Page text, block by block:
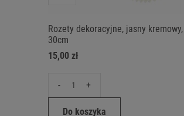
Rozety dekoracyjne, jasny
30cm
15,00 zł
- +
Do koszyka